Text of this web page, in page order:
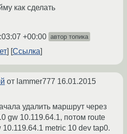
как сделать
+00:00 автор топика
Ссылка
от lammer777 16.01.2015
удалить маршрут через
gw 10.119.64.1, потом route
10.119.64.1 metric 10 dev tap0.